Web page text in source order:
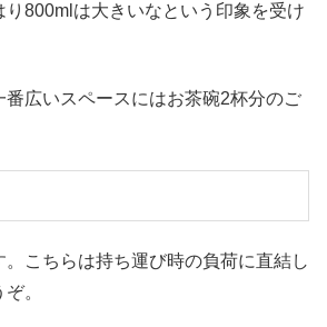
り800mlは大きいなという印象を受け
番広いスペースにはお茶碗2杯分のご
こちらは持ち運び時の負荷に直結し
。